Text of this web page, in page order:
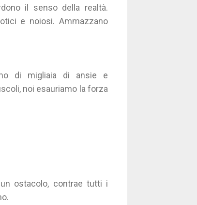
il senso della realtà.
e noiosi. Ammazzano
di migliaia di ansie e
noi esauriamo la forza
ostacolo, contrae tutti i